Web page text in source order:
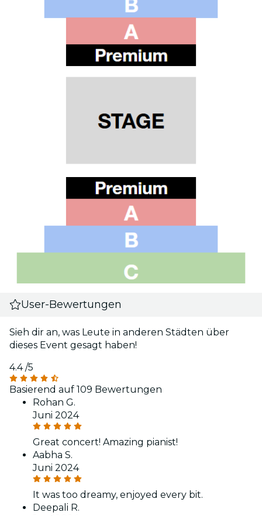
User-Bewertungen
Sieh dir an, was Leute in anderen Städten über
dieses Event gesagt haben!
4.4/5
Basierend auf 109 Bewertungen
Rohan G.
Juni 2024
Great concert! Amazing pianist!
Aabha S.
Juni 2024
It was too dreamy, enjoyed every bit.
Deepali R.